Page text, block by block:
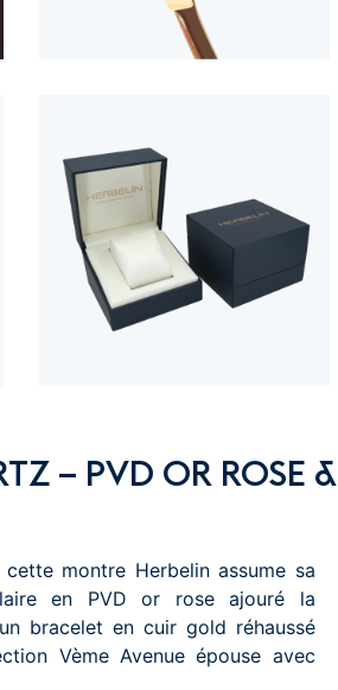
– PVD OR ROSE &
montre Herbelin assume sa
en PVD or rose ajouré la
bracelet en cuir gold réhaussé
Vème Avenue épouse avec